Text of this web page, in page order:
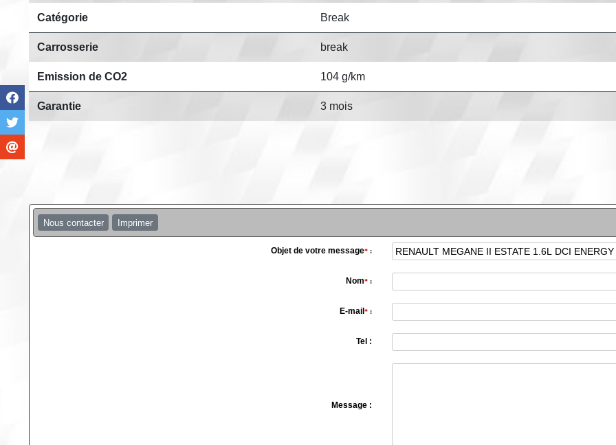
Catégorie Break
Carrosserie break
Emission de CO2 104 g/km
Garantie 3 mois
Nous contacter Imprimer
Objet de votre message*:
Nom*:
E-mail *:
Tel :
Message :